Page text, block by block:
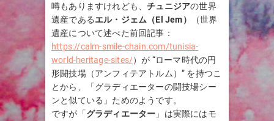
噂もありますけれども、チュニジアの世界
遺産であるエル・ジェム（El Jem）
（世界
遺産について述べた前回記事：
https://calm-smile-chain.com/tunisia-
world-heritage-sites/）が “ローマ時代の円
形闘技場（アンフィテアトルム）” を持つこ
とから、「グラディエーターの闘技場シー
ンと似ている」ためのようです。
ですが「グラディエーター 」は実際にはモ